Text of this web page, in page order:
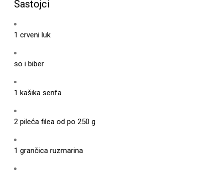
Sastojci
1 crveni luk
so i biber
1 kašika senfa
2 pileća filea od po 250 g
1 grančica ruzmarina